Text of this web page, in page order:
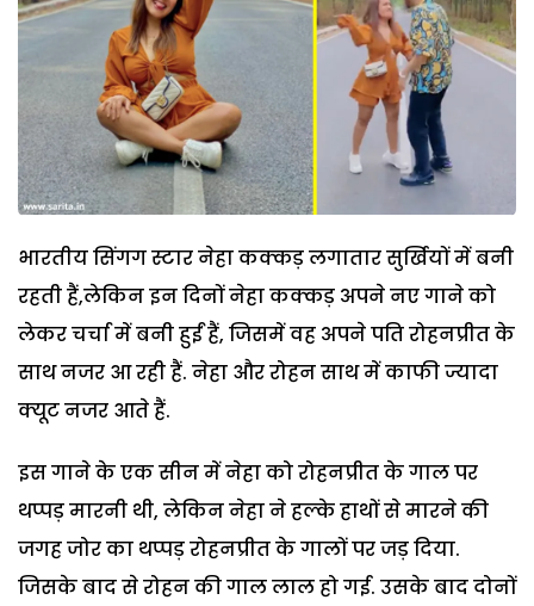
भारतीय सिंगग स्टार नेहा कक्कड़ लगातार सुर्खियों में बनी
रहती हैं,लेकिन इन दिनों नेहा कक्कड़ अपने नए गाने को
लेकर चर्चा में बनी हुईं हैं, जिसमें वह अपने पति रोहनप्रीत के
साथ नजर आ रही हैं. नेहा और रोहन साथ में काफी ज्यादा
क्यूट नजर आते हैं.
इस गाने के एक सीन में नेहा को रोहनप्रीत के गाल पर
थप्पड़ मारनी थी, लेकिन नेहा ने हल्के हाथों से मारने की
जगह जोर का थप्पड़ रोहनप्रीत के गालों पर जड़ दिया.
जिसके बाद से रोहन की गाल लाल हो गई. उसके बाद दोनों